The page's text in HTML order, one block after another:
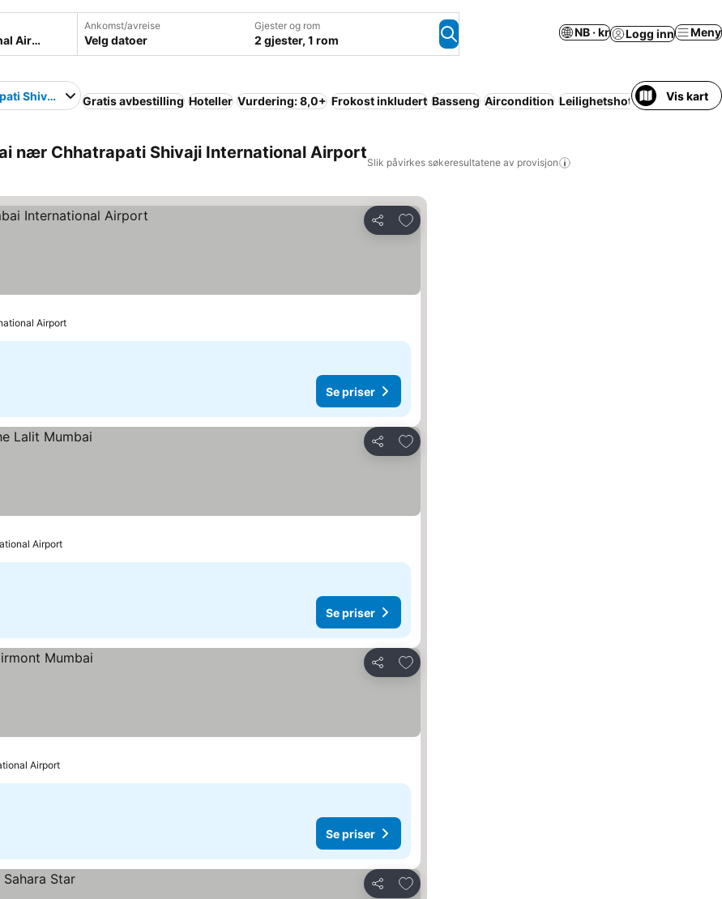
Ankomst/avreise
Velg datoer
Gjester og rom
2 gjester, 1 rom
NB · kr Logg inn Meny
Shivaji International Airport
Gratis avbestilling Hoteller Vurdering: 8,0+ Frokost inkludert Basseng Aircondition Leilighetshotell Resort Wi-fi
Vis kart
nær Chhatrapati Shivaji International Airport
Slik påvirkes søkeresultatene av provisjon
Del
Legg til i favoritter
Airport
Se priser
Del
Legg til i favoritter
Airport
Se priser
Del
Legg til i favoritter
Airport
Se priser
Del
Legg til i favoritter